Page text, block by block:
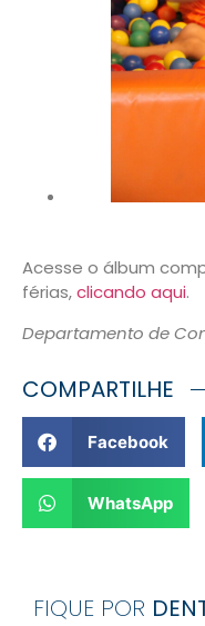
Acesse o álbum
férias,clicando aqui.
Departamento de
COMPARTILHE
Facebook
WhatsApp
FIQUE POR